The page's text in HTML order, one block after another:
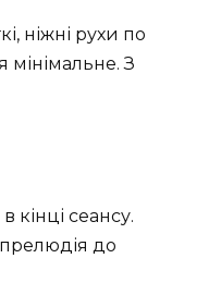
ніжні рухи по
мінімальне. З
кінці сеансу.
до